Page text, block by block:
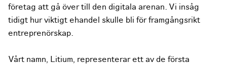
företag att gå över till den digitala arenan. Vi insåg
tidigt hur viktigt ehandel skulle bli för framgångsrikt
entreprenörskap.
Vårt namn, Litium, representerar ett av de första